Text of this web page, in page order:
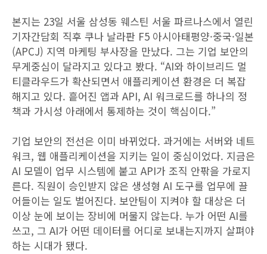
본지는 23일 서울 삼성동 웨스틴 서울 파르나스에서 열린
기자간담회 직후 쿠나 날라판 F5 아시아태평양·중국·일본
(APCJ) 지역 마케팅 부사장을 만났다. 그는 기업 보안의
무게중심이 달라지고 있다고 봤다. “AI와 하이브리드 멀
티클라우드가 확산되면서 애플리케이션 환경은 더 복잡
해지고 있다. 흩어진 앱과 API, AI 워크로드를 하나의 정
책과 가시성 아래에서 통제하는 것이 핵심이다.”
기업 보안의 전선은 이미 바뀌었다. 과거에는 서버와 네트
워크, 웹 애플리케이션을 지키는 일이 중심이었다. 지금은
AI 모델이 업무 시스템에 붙고 API가 조직 안팎을 가로지
른다. 직원이 승인받지 않은 생성형 AI 도구를 업무에 끌
어들이는 일도 벌어진다. 보안팀이 지켜야 할 대상은 더
이상 눈에 보이는 장비에 머물지 않는다. 누가 어떤 AI를
쓰고, 그 AI가 어떤 데이터를 어디로 보내는지까지 살펴야
하는 시대가 됐다.